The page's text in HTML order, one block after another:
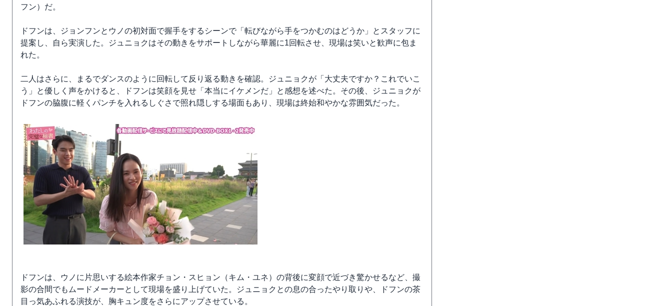
フン）だ。
ドフンは、ジョンフンとウノの初対面で握手をするシーンで「転びながら手をつかむのはどうか」とスタッフに
提案し、自ら実演した。ジュニョクはその動きをサポートしながら華麗に1回転させ、現場は笑いと歓声に包ま
れた。
二人はさらに、まるでダンスのように回転して反り返る動きを確認。ジュニョクが「大丈夫ですか？これでいこ
う」と優しく声をかけると、ドフンは笑顔を見せ「本当にイケメンだ」と感想を述べた。その後、ジュニョクが
ドフンの脇腹に軽くパンチを入れるしぐさで照れ隠しする場面もあり、現場は終始和やかな雰囲気だった。
ドフンは、ウノに片思いする絵本作家チョン・スヒョン（キム・ユネ）の背後に変顔で近づき驚かせるなど、撮
影の合間でもムードメーカーとして現場を盛り上げていた。ジュニョクとの息の合ったやり取りや、ドフンの茶
目っ気あふれる演技が、胸キュン度をさらにアップさせている。